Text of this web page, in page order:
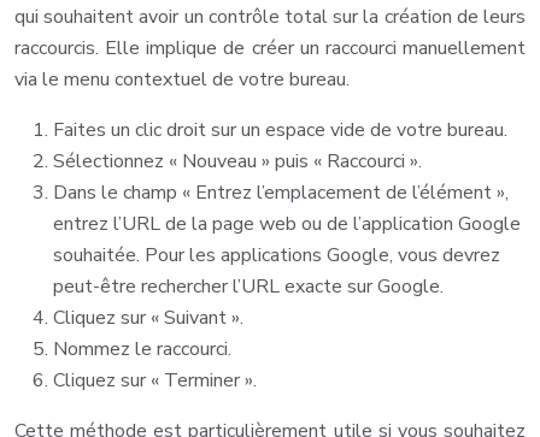
qui souhaitent avoir un contrôle total sur la création de leurs
raccourcis. Elle implique de créer un raccourci manuellement
via le menu contextuel de votre bureau.
Faites un clic droit sur un espace vide de votre bureau.
Sélectionnez « Nouveau » puis « Raccourci ».
Dans le champ « Entrez l’emplacement de l’élément »,
entrez l’URL de la page web ou de l’application Google
souhaitée. Pour les applications Google, vous devrez
peut-être rechercher l’URL exacte sur Google.
Cliquez sur « Suivant ».
Nommez le raccourci.
Cliquez sur « Terminer ».
Cette méthode est particulièrement utile si vous souhaitez